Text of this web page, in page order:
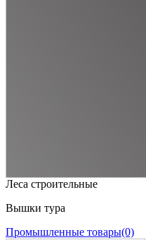
Леса строительные
Вышки тура
Промышленные товары(0)